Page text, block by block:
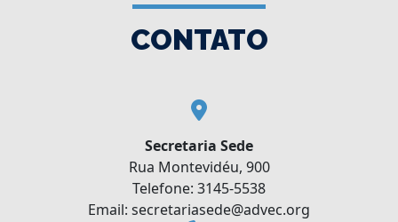
CONTATO
Secretaria Sede
Rua Montevidéu, 900
Telefone: 3145-5538
Email: secretariasede@advec.org